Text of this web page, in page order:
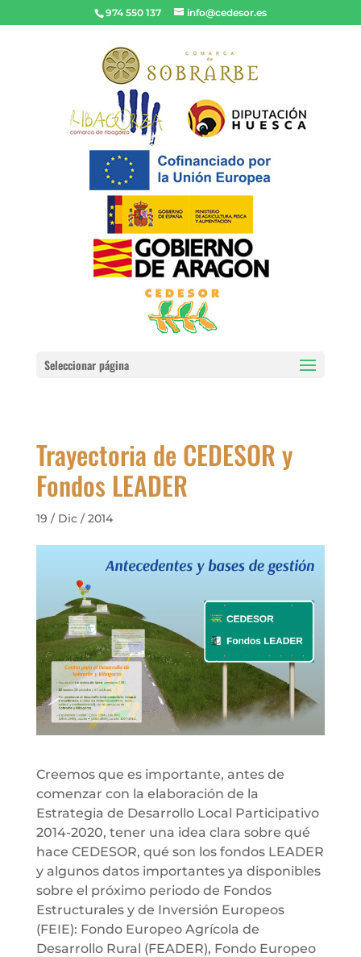
974 550 137 info@cedesor.es
Seleccionar página
Trayectoria de CEDESOR y
Fondos LEADER
19 / Dic / 2014
Creemos que es importante, antes de
comenzar con la elaboración de la
Estrategia de Desarrollo Local Participativo
2014-2020, tener una idea clara sobre qué
hace CEDESOR, qué son los fondos LEADER
y algunos datos importantes ya disponibles
sobre el próximo periodo de Fondos
Estructurales y de Inversión Europeos
(FEIE): Fondo Europeo Agrícola de
Desarrollo Rural (FEADER), Fondo Europeo